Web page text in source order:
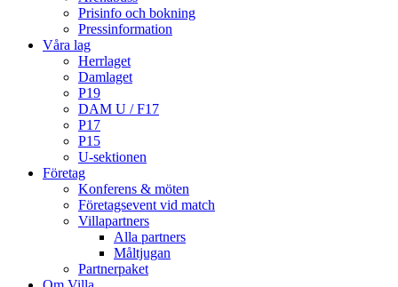
Prisinfo och bokning
Pressinformation
Våra lag
Herrlaget
Damlaget
P19
DAM U / F17
P17
P15
U-sektionen
Företag
Konferens & möten
Företagsevent vid match
Villapartners
Alla partners
Måltjugan
Partnerpaket